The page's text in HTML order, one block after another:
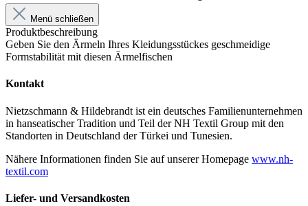
Menü schließen
Produktbeschreibung
Geben Sie den Ärmeln Ihres Kleidungsstückes geschmeidige
Formstabilität mit diesen Ärmelfischen
Kontakt
Nietzschmann & Hildebrandt ist ein deutsches Familienunternehmen
in hanseatischer Tradition und Teil der NH Textil Group mit den
Standorten in Deutschland der Türkei und Tunesien.
Nähere Informationen finden Sie auf unserer Homepage www.nh-
textil.com
Liefer- und Versandkosten